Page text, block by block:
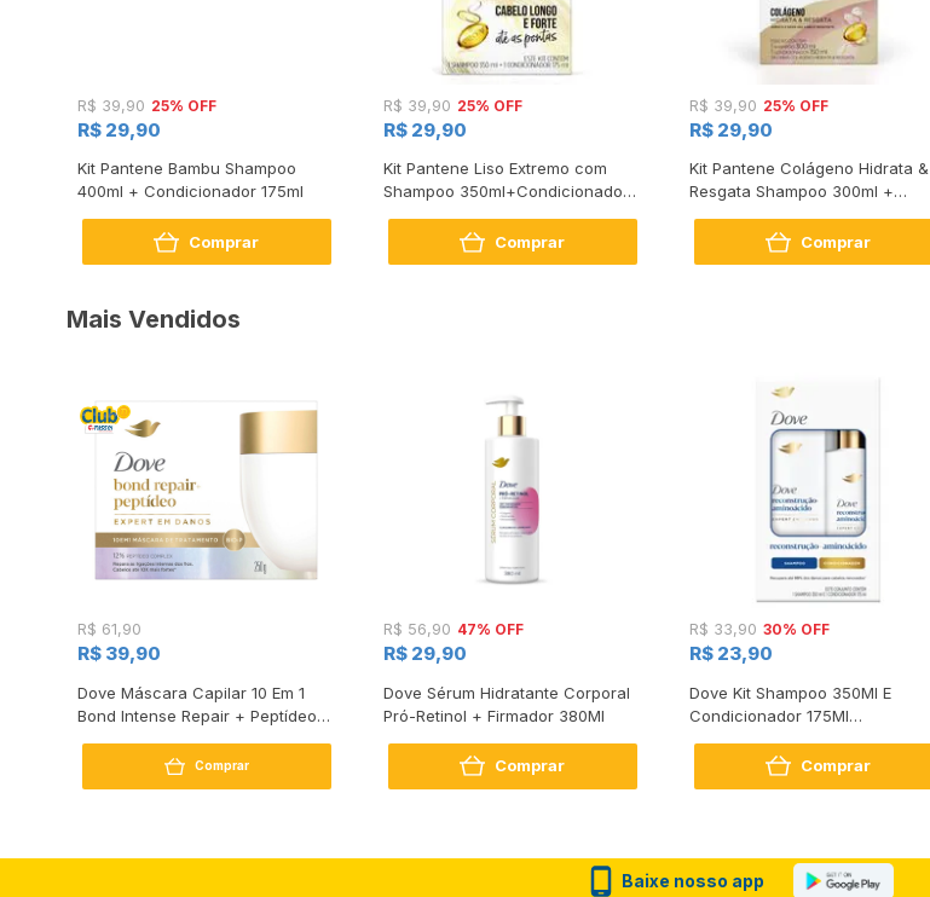
R$ 39,90 25% OFF
R$ 29,90
Kit Pantene Bambu Shampoo
400ml + Condicionador 175ml
Comprar
R$ 39,90 25% OFF
R$ 29,90
Kit Pantene Liso Extremo com
Shampoo 350ml+Condicionador
175ml
Comprar
R$ 39,90 25% OFF
R$ 29,90
Kit Pantene Colágeno Hidrata &
Resgata Shampoo 300ml +
Condicionador 150ml
Comprar
Mais Vendidos
R$ 61,90
R$ 39,90
Dove Máscara Capilar 10 Em 1
Bond Intense Repair + Peptídeo
Comprar
R$ 56,90 47% OFF
R$ 29,90
Dove Sérum Hidratante Corporal
Pró-Retinol + Firmador 380Ml
Comprar
R$ 33,90 30% OFF
R$ 23,90
Dove Kit Shampoo 350Ml E
Condicionador 175Ml
Comprar
Baixe nosso app